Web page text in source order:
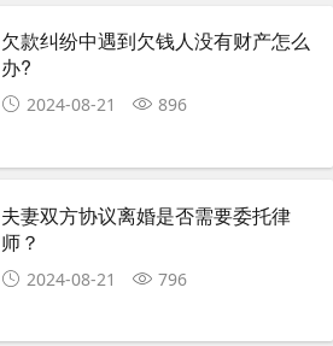
欠款纠纷中遇到欠钱人没有财产怎么
办? ​
2024-08-21 896
夫妻双方协议离婚是否需要委托律
师？
2024-08-21 796